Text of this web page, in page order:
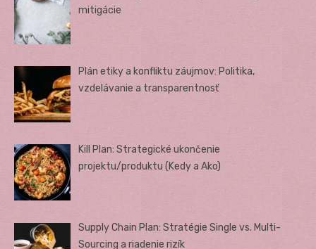
mitigácie
Plán etiky a konfliktu záujmov: Politika,
vzdelávanie a transparentnosť
Kill Plan: Strategické ukončenie
projektu/produktu (Kedy a Ako)
Supply Chain Plan: Stratégie Single vs. Multi-
Sourcing a riadenie rizík